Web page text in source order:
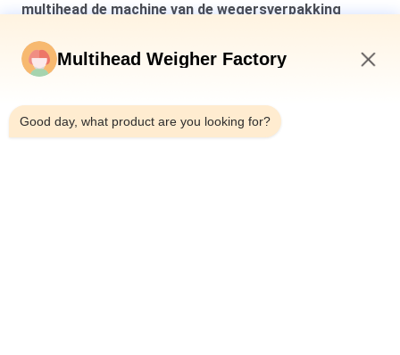
multihead de machine van de wegersverpakking
Verticale multihead weegmachine voor het verpakken van
brood in zakken
flessen met blik 10-500 g ingeblikt slakkenvlees
Multihead Weigher Factory
Good day, what product are you looking for?